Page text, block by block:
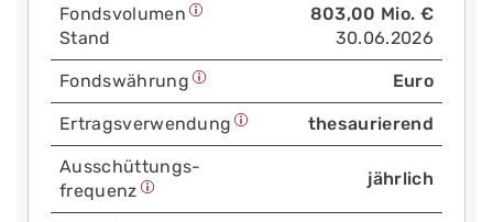
Fonds­volumen
Stand
803,00 Mio. €
30.06.2026
Fonds­währung Euro
Ertrags­verwendung thesaurierend
Aus­schüttungs­
frequenz
jährlich